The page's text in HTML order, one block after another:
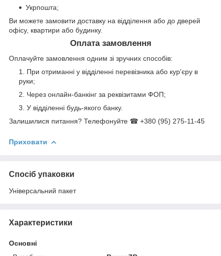
Укрпошта;
Ви можете замовити доставку на відділення або до дверей
офісу, квартири або будинку.
Оплата замовлення
Оплачуйте замовлення одним зі зручних способів:
При отриманні у відділенні перевізника або кур'єру в
руки;
Через онлайн-банкінг за реквізитами ФОП;
У відділенні будь-якого банку.
Залишилися питання? Телефонуйте ☎ +380 (95) 275-11-45
Приховати
Спосіб упаковки
Універсальний пакет
Характеристики
Основні